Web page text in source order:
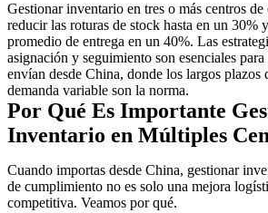
Gestionar inventario en tres o más centros
reducir las roturas de stock hasta en un 30%
promedio de entrega en un 40%. Las
asignación y seguimiento son esenciales
envían desde China, donde los largos plazos
demanda variable son la norma.
Por Qué Es Importante
Inventario en Múltiples
Cuando importas desde China, gestionar
de cumplimiento no es solo una mejora
competitiva. Veamos por qué.